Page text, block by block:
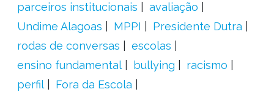
parceiros institucionais
avaliação
Undime Alagoas
MPPI
Presidente Dutra
rodas de conversas
escolas
ensino fundamental
bullying
racismo
perfil
Fora da Escola